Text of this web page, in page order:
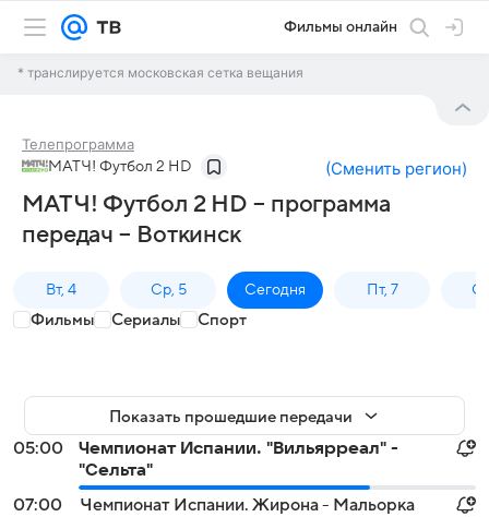
Фильмы онлайн
* транслируется московская сетка вещания
Телепрограмма
МАТЧ! Футбол 2 HD (Сменить регион)
МАТЧ! Футбол 2 HD – программа
передач – Воткинск
Вт, 4 Ср, 5 Сегодня Пт, 7
Фильмы Сериалы Спорт
Показать прошедшие передачи
05:00
Чемпионат Испании. "Вильярреал" -
"Сельта"
07:00
Чемпионат Испании. Жирона - Мальорка